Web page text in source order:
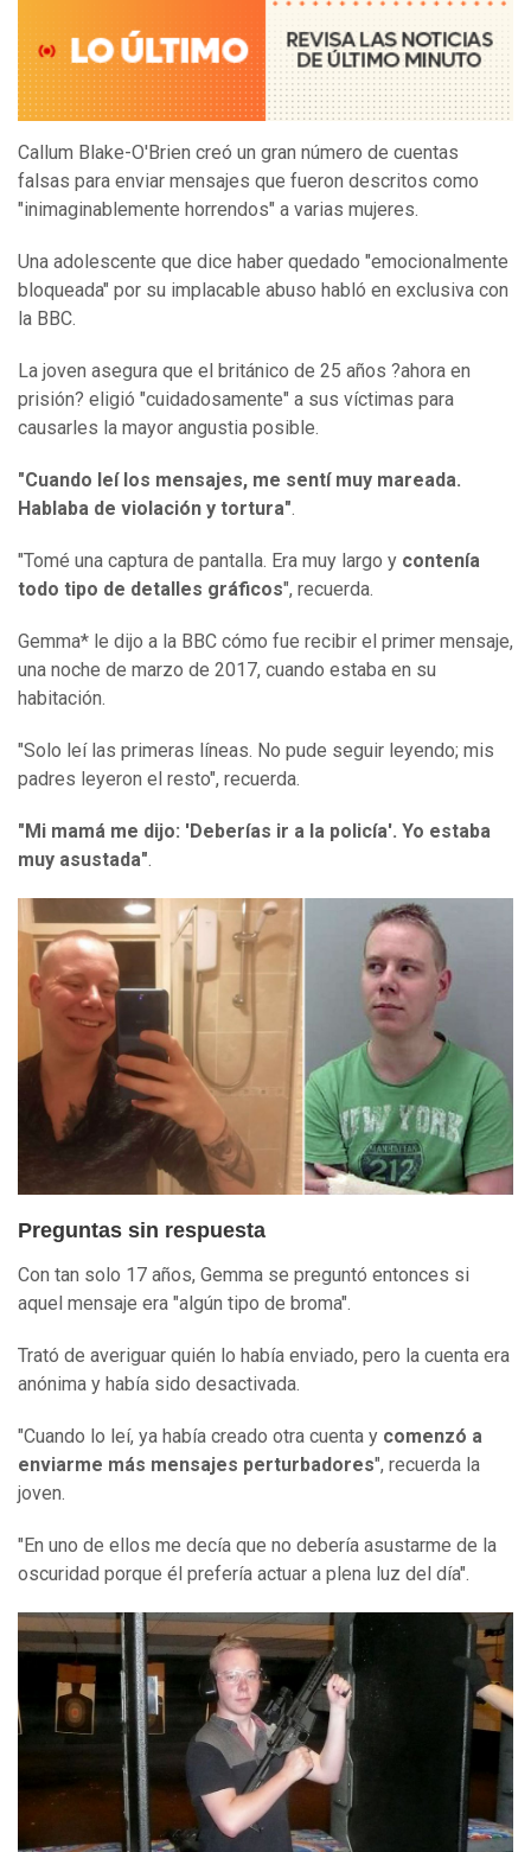
Callum Blake-O'Brien creó un gran número de cuentas
falsas para enviar mensajes que fueron descritos como
"inimaginablemente horrendos" a varias mujeres.
Una adolescente que dice haber quedado "emocionalmente
bloqueada" por su implacable abuso habló en exclusiva con
la BBC.
La joven asegura que el británico de 25 años ?ahora en
prisión? eligió "cuidadosamente" a sus víctimas para
causarles la mayor angustia posible.
"Cuando leí los mensajes, me sentí muy mareada.
Hablaba de violación y tortura".
"Tomé una captura de pantalla. Era muy largo y contenía
todo tipo de detalles gráficos", recuerda.
Gemma* le dijo a la BBC cómo fue recibir el primer mensaje,
una noche de marzo de 2017, cuando estaba en su
habitación.
"Solo leí las primeras líneas. No pude seguir leyendo; mis
padres leyeron el resto", recuerda.
"Mi mamá me dijo: 'Deberías ir a la policía'. Yo estaba
muy asustada".
Preguntas sin respuesta
Con tan solo 17 años, Gemma se preguntó entonces si
aquel mensaje era "algún tipo de broma".
Trató de averiguar quién lo había enviado, pero la cuenta era
anónima y había sido desactivada.
"Cuando lo leí, ya había creado otra cuenta y comenzó a
enviarme más mensajes perturbadores", recuerda la
joven.
"En uno de ellos me decía que no debería asustarme de la
oscuridad porque él prefería actuar a plena luz del día".